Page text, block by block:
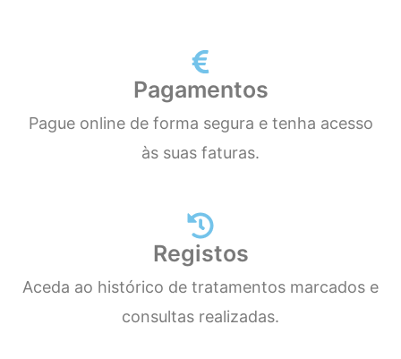
Pagamentos
Pague online de forma segura e tenha acesso
às suas faturas.
Registos
Aceda ao histórico de tratamentos marcados e
consultas realizadas.